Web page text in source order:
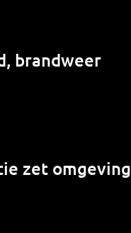
brandweer
zet omgeving